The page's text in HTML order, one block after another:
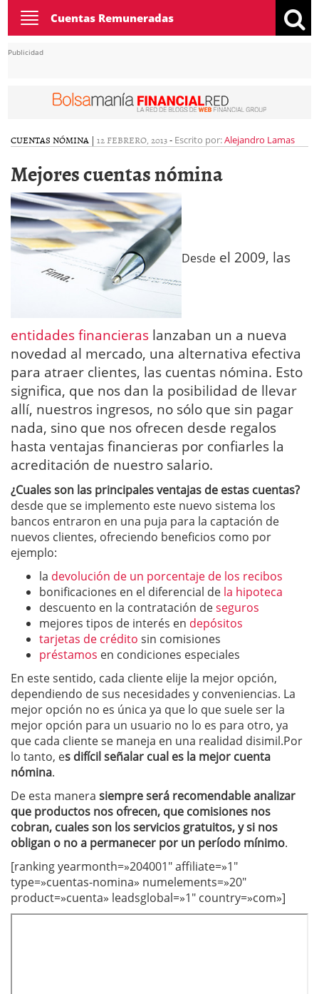
Toggle
navigation
Cuentas Remuneradas
Publicidad
CUENTAS NÓMINA | 12 FEBRERO, 2013- Escrito por:Alejandro Lamas
Mejores cuentas nómina
Desde el 2009, las
entidades financieras lanzaban un a nueva
novedad al mercado, una alternativa efectiva
para atraer clientes, las cuentas nómina. Esto
significa, que nos dan la posibilidad de llevar
allí, nuestros ingresos, no sólo que sin pagar
nada, sino que nos ofrecen desde regalos
hasta ventajas financieras por confiarles la
acreditación de nuestro salario.
¿Cuales son las principales ventajas de estas cuentas?
desde que se implemento este nuevo sistema los
bancos entraron en una puja para la captación de
nuevos clientes, ofreciendo beneficios como por
ejemplo:
la devolución de un porcentaje de los recibos
bonificaciones en el diferencial de la hipoteca
descuento en la contratación deseguros
mejores tipos de interés en depósitos
tarjetas de crédito sin comisiones
préstamos en condiciones especiales
En este sentido, cada cliente elije la mejor opción,
dependiendo de sus necesidades y conveniencias. La
mejor opción no es única ya que lo que suele ser la
mejor opción para un usuario no lo es para otro, ya
que cada cliente se maneja en una realidad disimil.Por
lo tanto, es difícil señalar cual es la mejor cuenta
nómina.
De esta manera siempre será recomendable analizar
que productos nos ofrecen, que comisiones nos
cobran, cuales son los servicios gratuitos, y si nos
obligan o no a permanecer por un período mínimo.
[ranking yearmonth=»204001″ affiliate=»1″
type=»cuentas-nomina» numelements=»20″
product=»cuenta» leadsglobal=»1″ country=»com»]